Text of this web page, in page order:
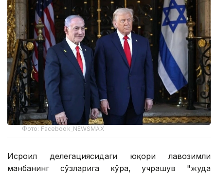
Фото: Facebook_NEWSMAX
Исроил делегациясидаги юқори лавозимли
манбанинг сўзларига кўра, учрашув "жуда